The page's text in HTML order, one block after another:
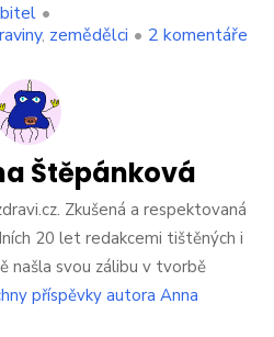
•
, zemědělci • 2 komentáře
Štěpánková
Zkušená a respektovaná
20 let redakcemi tištěných i
našla svou zálibu v tvorbě
příspěvky autora Anna